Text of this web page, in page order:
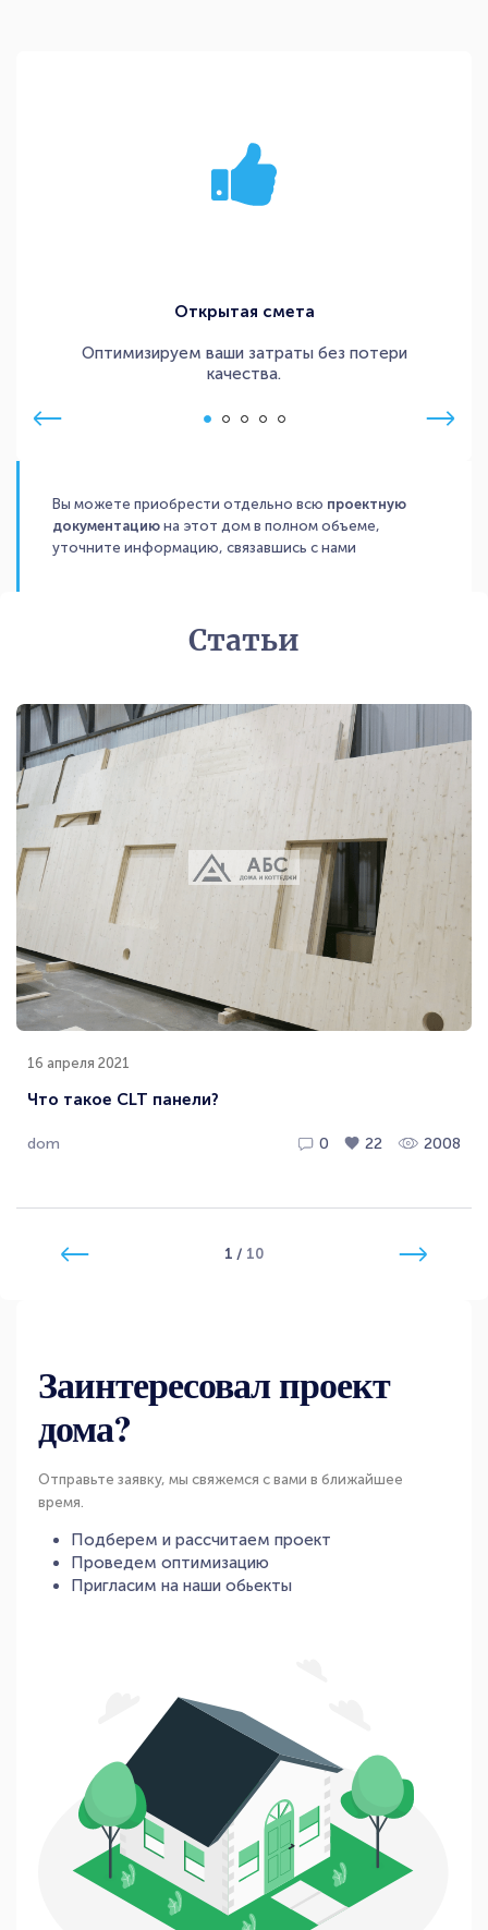
Открытая смета
Оптимизируем ваши затраты без потери
качества.
Вы можете приобрести отдельно всю проектную
документацию на этот дом в полном объеме,
уточните информацию, связавшись с нами
Статьи
16 апреля 2021
Что такое CLT панели?
dom 0 22 2008
1 / 10
Заинтересовал проект
дома?
Отправьте заявку, мы свяжемся с вами в ближайшее
время.
Подберем и рассчитаем проект
Проведем оптимизацию
Пригласим на наши обьекты